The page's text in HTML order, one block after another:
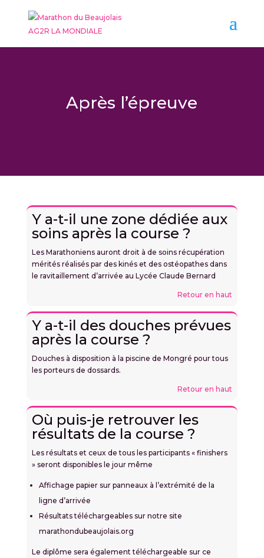
Après l’épreuve
Y a-t-il une zone dédiée aux
soins après la course ?
Les Marathoniens auront droit à de soins récupération
mérités réalisés par des kinés et des ostéopathes dans
le ravitaillement d’arrivée au Lycée Claude Bernard
Retour en haut
Y a-t-il des douches prévues
après la course ?
Douches à disposition à la piscine de Mongré pour tous
les porteurs de dossards.
Retour en haut
Où puis-je retrouver les
résultats de la course ?
Les résultats et ceux de tous les participants « finishers
» seront disponibles le jour même
Affichage papier sur panneaux à l’extrémité de la
ligne d’arrivée
Résultats téléchargeables sur notre site
marathondubeaujolais.org
Le diplôme sera également téléchargeable sur ce